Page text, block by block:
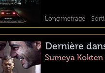
Long metrage -
Dernière
Sumeya Kokten